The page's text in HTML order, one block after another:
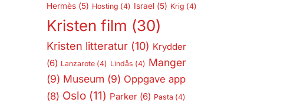
Hermès(5) Hosting (4) Israel(5) Krig (4)
Kristen film (30)
Kristen litteratur(10) Krydder
(6) Lanzarote(4) Lindås (4) Manger
(9) Museum (9) Oppgave app
(8) Oslo(11) Parker(6) Pasta (4)